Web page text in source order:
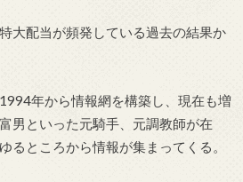
大配当が頻発している過去の結果か
年から情報網を構築し、現在も増
男といった元騎手、元調教師が在
るところから情報が集まってくる。